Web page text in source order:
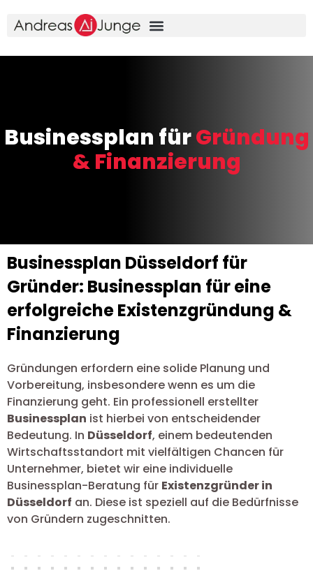
Businessplan fürGründung
& Finanzierung
Businessplan Düsseldorf für
Gründer: Businessplan für eine
erfolgreiche Existenzgründung &
Finanzierung
Gründungen erfordern eine solide Planung und
Vorbereitung, insbesondere wenn es um die
Finanzierung geht. Ein professionell erstellter
Businessplan ist hierbei von entscheidender
Bedeutung. In Düsseldorf, einem bedeutenden
Wirtschaftsstandort mit vielfältigen Chancen für
Unternehmer, bietet wir eine individuelle
Businessplan-Beratung für Existenzgründer in
Düsseldorf an. Diese ist speziell auf die Bedürfnisse
von Gründern zugeschnitten.